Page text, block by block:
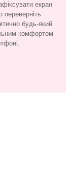
екран
будь-який
комфортом